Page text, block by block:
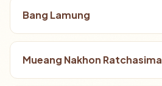
Bang Lamung
Mueang Nakhon Ratchasima